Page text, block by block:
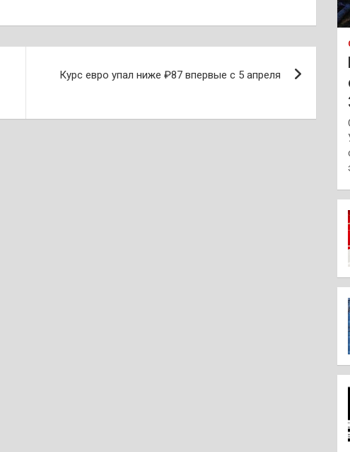
Курс евро упал ниже ₽87 впервые с 5 апреля